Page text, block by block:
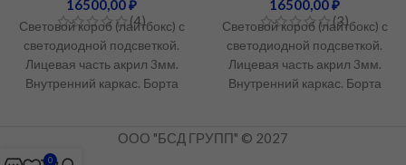
16500,00₽
(4)
Световой короб (лайтбокс) с
светодиодной подсветкой.
Лицевая часть акрил 3мм.
Внутренний каркас. Борта
Стоимость не является
публичной офертой.
16500,00₽
(3)
Световой короб (лайтбокс) с
светодиодной подсветкой.
Лицевая часть акрил 3мм.
Внутренний каркас. Борта
Стоимость не является
ООО "БСД ГРУПП" © 2027
0